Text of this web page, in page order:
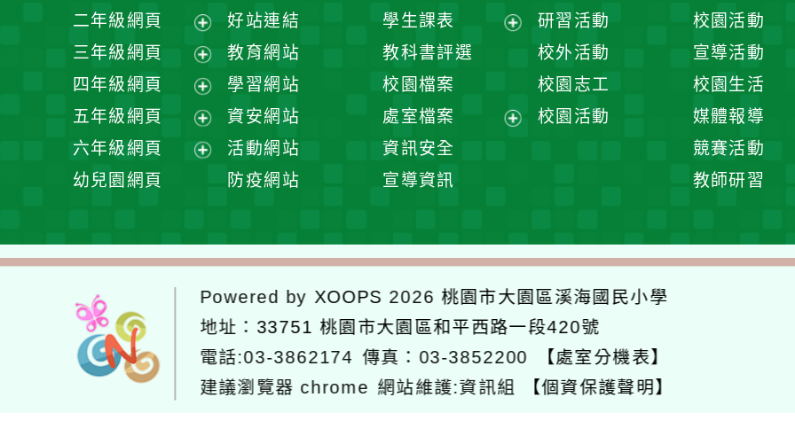
展
開
選
單
二年級網頁
展
開
選
單
三年級網頁
展
選
單
四年級網頁
展
開
選
五年級網頁
展
開
六年級網頁
單
幼兒園網頁
好站連結
教育網站
學習網站
資安網站
活動網站
防疫網站
學生課表
單
教科書評選
校園檔案
處室檔案
資訊安全
宣導資訊
研習活動
校外活動
校園志工
校園活動
校園活動
宣導活動
校園生活
媒體報導
競賽活動
教師研習
Powered by XOOPS 2026桃園市大園區溪海國民小學
地址： 33751 桃園市大園區和平西路一段420號
電話:03-3862174 傳真：03-3852200
【處室分機表】
建議瀏覽器 chrome 網站維護:資訊組 【個資保護聲明】